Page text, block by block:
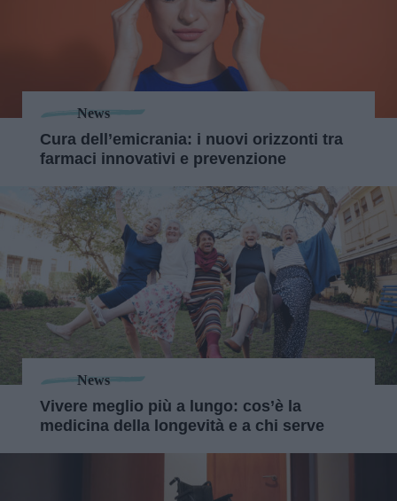
News
Cura dell’emicrania: i nuovi orizzonti tra
farmaci innovativi e prevenzione
News
Vivere meglio più a lungo: cos’è la
medicina della longevità e a chi serve